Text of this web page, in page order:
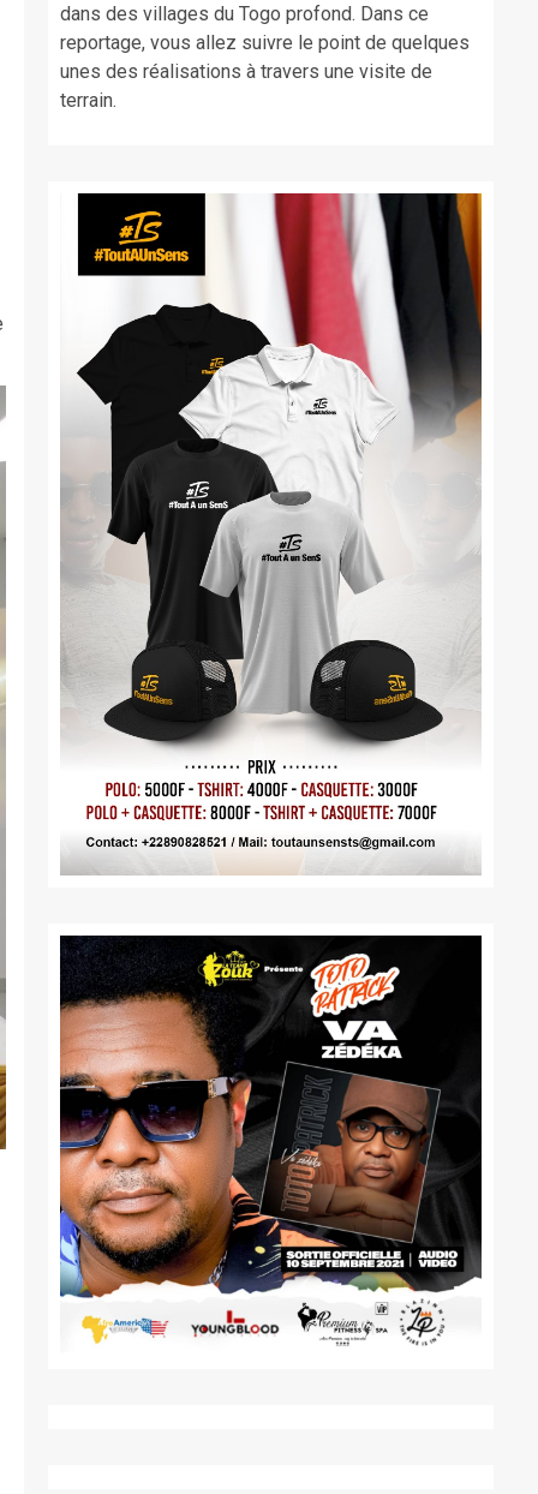
dans des villages du Togo profond. Dans ce
reportage, vous allez suivre le point de quelques
unes des réalisations à travers une visite de
terrain.